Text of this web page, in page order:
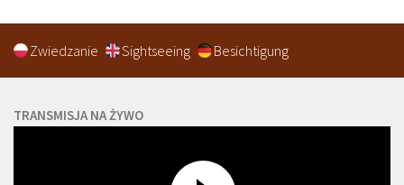
Zwiedzanie Sightseeing Besichtigung
TRANSMISJA NA ŻYWO